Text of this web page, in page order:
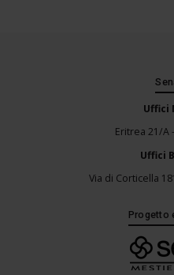
Uffici
Eritrea 21/A
Uffici
Via di Corticella
Progetto